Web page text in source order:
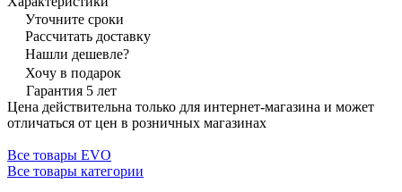
Уточните сроки
Рассчитать доставку
Нашли дешевле?
Хочу в подарок
Гарантия 5 лет
Цена действительна только для интернет-магазина и может
отличаться от цен в розничных магазинах
Все товары EVO
Все товары категории